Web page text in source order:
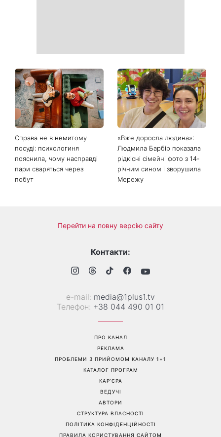
Справа не в немитому
посуді: психологиня
пояснила, чому насправді
пари сваряться через
побут
«Вже доросла людина»:
Людмила Барбір показала
рідкісні сімейні фото з 14-
річним сином і зворушила
Мережу
Перейти на повну версію сайту
Контакти:
е-mail: media@1plus1.tv
Телефон: +38 044 490 01 01
ПРО КАНАЛ
РЕКЛАМА
ПРОБЛЕМИ З ПРИЙОМОМ КАНАЛУ 1+1
КАТАЛОГ ПРОГРАМ
КАР’ЄРА
ВЕДУЧІ
АВТОРИ
СТРУКТУРА ВЛАСНОСТІ
ПОЛІТИКА КОНФІДЕНЦІЙНОСТІ
ПРАВИЛА КОРИСТУВАННЯ САЙТОМ